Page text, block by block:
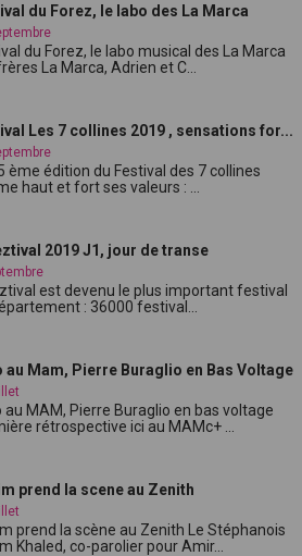
du Forez, le labo des La Marca
du Forez, le labo musical des La Marca
frères La Marca, Adrien et C...
Les 7 collines 2019 , sensations for...
ème édition du Festival des 7 collines
haut et fort ses valeurs : ...
2019 J1, jour de transe
est devenu le plus important festival
: 36000 festival...
au Mam, Pierre Buraglio en Bas Voltage
au MAM, Pierre Buraglio en bas voltage
rétrospective ici au MAMc+ ...
prend la scene au Zenith
prend la scène au Zenith Le Stéphanois
Khaled, co-parolier pour Amir...